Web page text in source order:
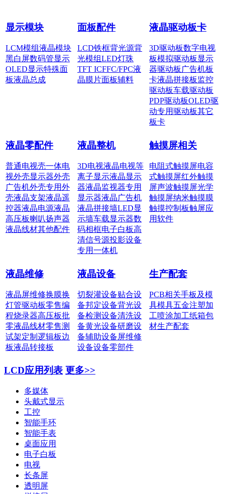
显示模块
LCM模组液晶模块
黑白屏数码管显示
OLED显示特殊面
板液晶总成
面板配件
LCD铁框背光源背
光模组LED灯珠
TFT ICFFC/FPC液
晶膜片面板辅料
液晶驱动板卡
3D驱动板数字电视
板模拟驱动板 显示
器驱动板广告机板
卡液晶拼接板监控
驱动板车载驱动板
PDP驱动板OLED驱
动专用驱动板其它
板卡
液晶零配件
普通电视壳一体电
视外壳显示器外壳
广告机外壳专用外
壳液晶支架液晶遥
控器液晶电源液晶
高压板喇叭扬声器
液晶线材其他配件
液晶整机
3D电视液晶电视等
离子显示液晶显示
器液晶监视器专用
显示器液晶广告机
液晶拼接墙LED显
示墙车载显示器数
码相框电子白板高
清信号源投影设备
专用一体机
触摸屏相关
电阻式触摸屏电容
式触摸屏红外触摸
屏声波触摸屏光学
触摸屏纳米触摸膜
触摸控制板触屏应
用软件
液晶维修
液晶屏维修换膜换
灯管驱动板零售编
程烧录器高压板批
零液晶线材零售测
试架定制 逻辑板边
板液晶转接板
液晶设备
切裂灌设备贴合设
备邦定设备背光设
备检测设备清洗设
备黄光设备研磨设
备辅助设备屏维修
设备设备零部件
生产配套
PCB相关手板及模
具模具五金注塑加
工喷涂加工纸箱包
材生产配套
LCD应用列表 更多>>
多媒体
头戴式显示
工控
智能手环
智能手表
桌面应用
电子白板
电视
长条屏
透明屏